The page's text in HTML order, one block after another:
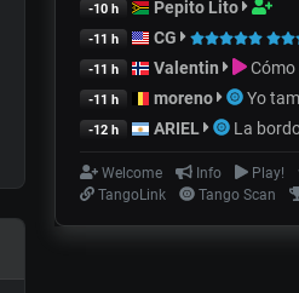
-10 h Pepito Lito
-11 h CG
-11 h Valentin Cómo
-11 h moreno Yo
-12 h ARIEL La
Welcome Info Play!
TangoLink
Tango Scan